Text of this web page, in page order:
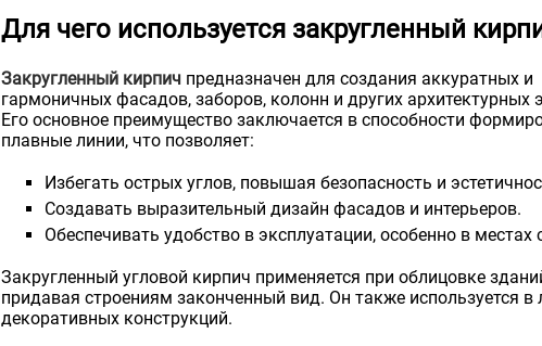
Для чего используется закругленный
Закругленный кирпичпредназначен для создания аккуратных и
гармоничных фасадов, заборов, колонн и других архитектурных
Его основное преимущество заключается в способности
плавные линии, что позволяет:
Избегать острых углов, повышая безопасность и
Создавать выразительный дизайн фасадов и интерьеров.
Обеспечивать удобство в эксплуатации, особенно в
Закругленный угловой кирпич применяется при облицовке
придавая строениям законченный вид. Он также используется
декоративных конструкций.